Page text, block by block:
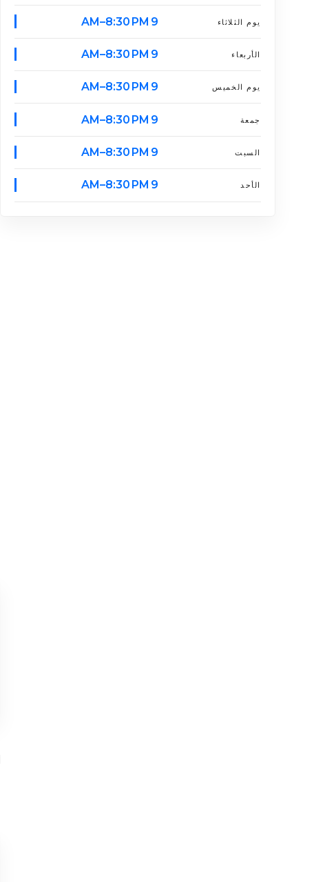
يوم الثلاثاء 9 AM–8:30 PM
الأربعاء 9 AM–8:30 PM
يوم الخميس 9 AM–8:30 PM
جمعة 9 AM–8:30 PM
السبت 9 AM–8:30 PM
الأحد 9 AM–8:30 PM